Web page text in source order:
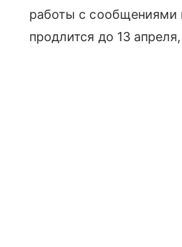
работы с сообщениями
продлится до 13